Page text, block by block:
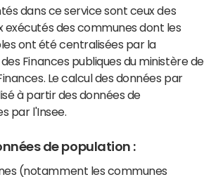
dans ce service sont ceux des
exécutés des communes dont les
ont été centralisées par la
Finances publiques du ministère de
Le calcul des données par
à partir des données de
par l'Insee.
de population :
(notamment les communes